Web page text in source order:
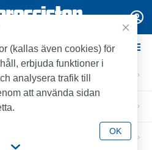
(kallas även cookies) för
erbjuda funktioner i
analysera trafik till
att använda sidan
OK